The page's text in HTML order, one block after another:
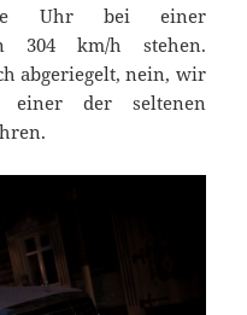
Uhr bei einer
304 km/h stehen.
abgeriegelt, nein, wir
der seltenen